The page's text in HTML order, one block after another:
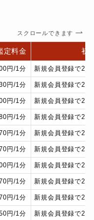
スクロールできます
定料金 初
円/1分 新規会員登録で
円/1分 新規会員登録で
円/1分 新規会員登録で
円/1分 新規会員登録で
円/1分 新規会員登録で
円/1分 新規会員登録で
円/1分 新規会員登録で
円/1分 新規会員登録で
円/1分 新規会員登録で
円/1分 新規会員登録で